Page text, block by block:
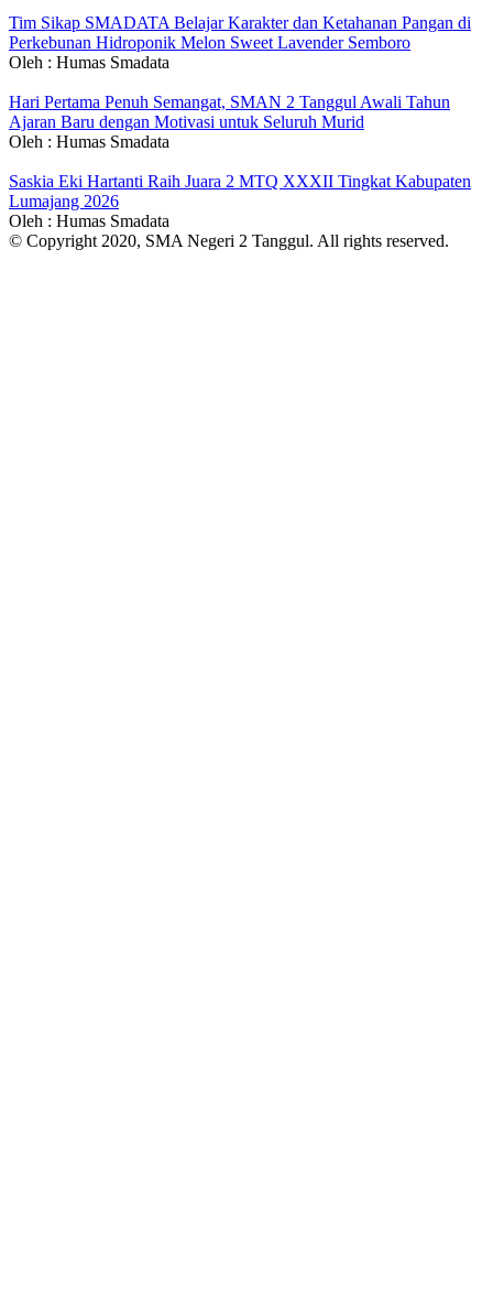
Tim Sikap SMADATA Belajar Karakter dan Ketahanan Pangan di
Perkebunan Hidroponik Melon Sweet Lavender Semboro
Oleh : Humas Smadata
Hari Pertama Penuh Semangat, SMAN 2 Tanggul Awali Tahun
Ajaran Baru dengan Motivasi untuk Seluruh Murid
Oleh : Humas Smadata
Saskia Eki Hartanti Raih Juara 2 MTQ XXXII Tingkat Kabupaten
Lumajang 2026
Oleh : Humas Smadata
© Copyright 2020, SMA Negeri 2 Tanggul. All rights reserved.